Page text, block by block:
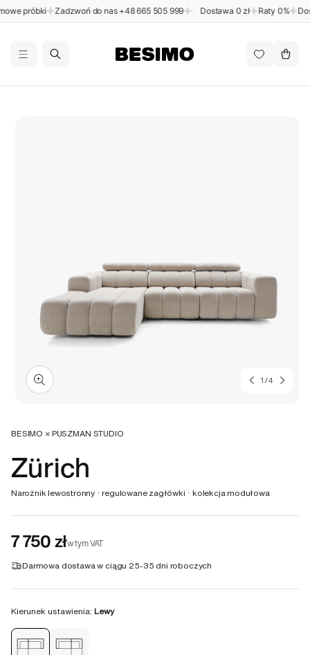
Przejdź
do
treści
próbki Zadzwoń do nas+48 665 505 999 Dostawa 0 zł Raty 0%
Koszyk
1
oknie
modalnym
1 /z4
BESIMO × PUSZMAN STUDIO
Zürich
Narożnik lewostronny · regulowane zagłówki · kolekcja modułowa
7 750 złw tym VAT
Darmowa dostawa w ciągu 25-35 dni roboczych
Kierunek ustawienia: Lewy